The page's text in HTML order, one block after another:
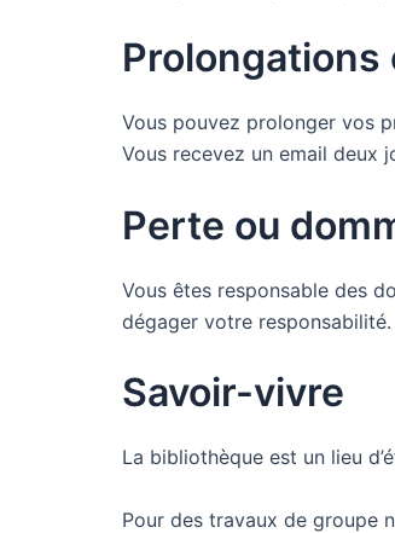
Vous pouvez prolonger vos
Vous recevez un email deux
Perte ou
Vous êtes responsable des
dégager votre
Savoir-vivre
La bibliothèque est un lieu
Pour des travaux de groupe